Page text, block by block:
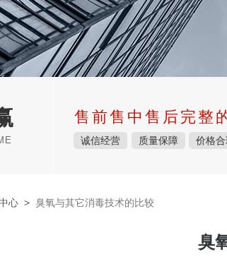
售前售中售后完整
诚信经营 质量保障 价格合
心 > 臭氧与其它消毒技术的比较
臭